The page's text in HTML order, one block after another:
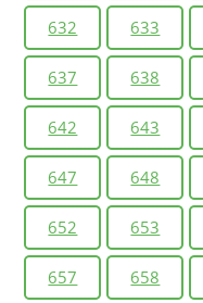
632 633
637 638
642 643
647 648
652 653
657 658